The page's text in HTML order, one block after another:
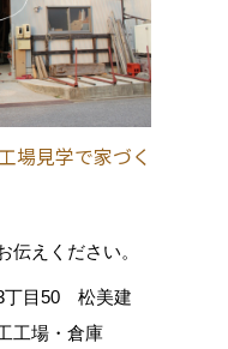
場見学で家づく
伝えください。
丁目50 松美建
工場・倉庫